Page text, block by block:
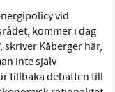
vid
kommer i dag
skriver Kåberger här,
inte själv
tillbaka debatten till